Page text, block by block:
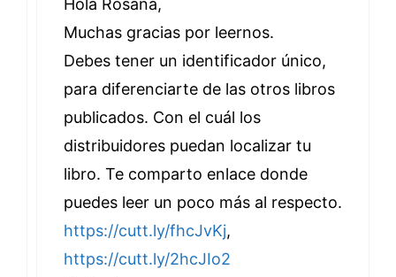
Hola Rosana,
Muchas gracias por leernos.
Debes tener un identificador único,
para diferenciarte de las otros libros
publicados. Con el cuál los
distribuidores puedan localizar tu
libro. Te comparto enlace donde
puedes leer un poco más al respecto.
https://cutt.ly/fhcJvKj,
https://cutt.ly/2hcJIo2